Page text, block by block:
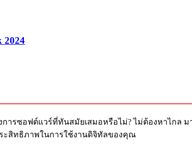
2024
ารซอฟต์แวร์ที่ทันสมัยเสมอหรือไม่? ไม่ต้องหาไกล ม
ะสิทธิภาพในการใช้งานดิจิทัลของคุณ